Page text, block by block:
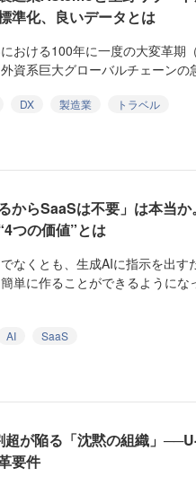
準化、良いデータとは
おける100年に一度の大変革期
資系巨大グローバルチェーン
DX 製造業
トラベル
からSaaSは不要」は本当
つの価値”とは
なくとも、生成AIに指示を出す
単に作ることができるように
AI
SaaS
超が陥る「沈黙の組織」
要件